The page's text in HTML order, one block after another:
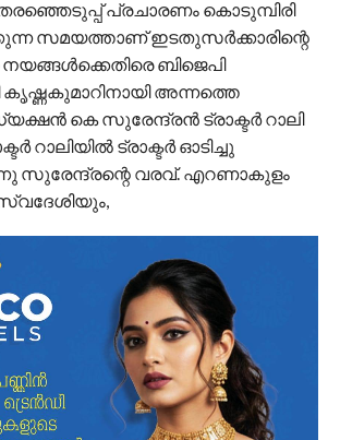
പ്രചാരണം കൊടുമ്പിരി
സമയത്താണ് ഇടതുസര്‍ക്കാരിന്റെ
ബിജെപി
കൃഷ്ണകുമാറിനായി അന്നത്തെ
കെ സുരേന്ദ്രന്‍ ട്രാക്ടര്‍ റാലി
റാലിയില്‍ ട്രാക്ടര്‍ ഓടിച്ചു
സുരേന്ദ്രന്റെ വരവ്. എറണാകുളം